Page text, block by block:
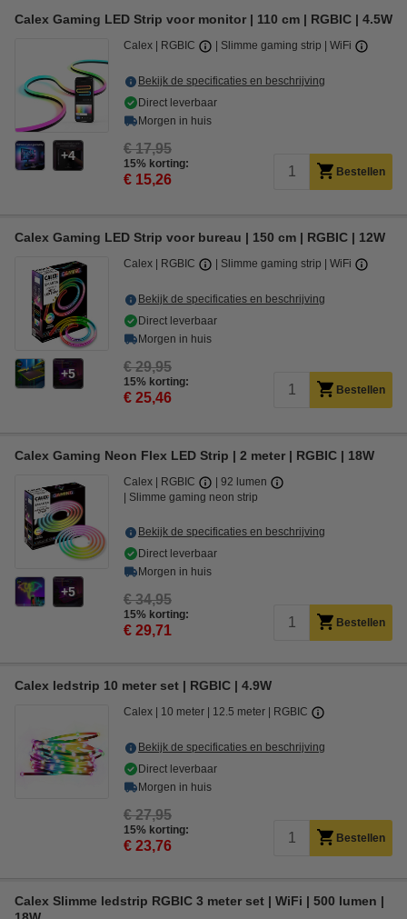
Calex Gaming LED Strip voor monitor | 110 cm | RGBIC | 4.5W
4
Calex RGBIC Slimme gaming strip WiFi
Bekijk de specificaties en beschrijving
Direct leverbaar
Morgen in huis
€ 17,95
15% korting:
€ 15,26 Bestellen
Calex Gaming LED Strip voor bureau | 150 cm | RGBIC | 12W
5
Calex RGBIC Slimme gaming strip WiFi
Bekijk de specificaties en beschrijving
Direct leverbaar
Morgen in huis
€ 29,95
15% korting:
€ 25,46 Bestellen
Calex Gaming Neon Flex LED Strip | 2 meter | RGBIC | 18W
5
Calex RGBIC
92 lumen
Slimme gaming neon strip
Bekijk de specificaties en beschrijving
Direct leverbaar
Morgen in huis
€ 34,95
15% korting:
€ 29,71 Bestellen
Calex ledstrip 10 meter set | RGBIC | 4.9W
Calex 10 meter 12.5 meter RGBIC
Bekijk de specificaties en beschrijving
Direct leverbaar
Morgen in huis
€ 27,95
15% korting:
€ 23,76 Bestellen
Calex Slimme ledstrip RGBIC 3 meter set | WiFi | 500 lumen |